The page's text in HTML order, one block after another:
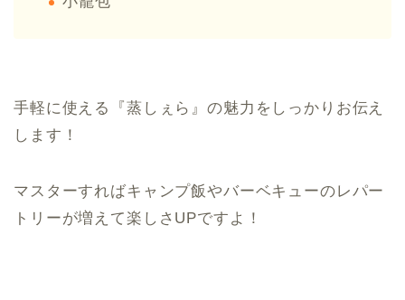
手軽に使える『蒸しぇら』の魅力をしっかりお伝え
します！
マスターすればキャンプ飯やバーベキューのレパー
トリーが増えて楽しさUPですよ！